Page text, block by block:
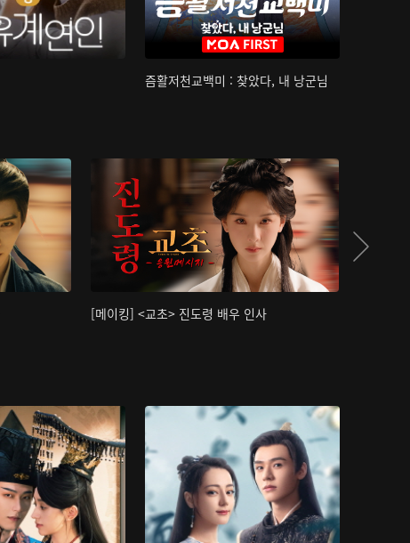
즘활저천교백미 : 찾았다, 내 낭군님
[메이킹] <교초> 진도령 배우 인사